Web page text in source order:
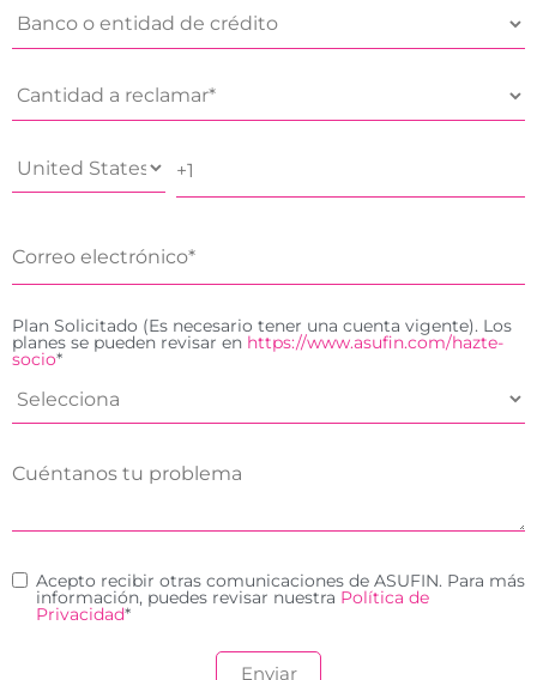
Plan Solicitado (Es necesario tener una cuenta vigente). Los
planes se pueden revisar en https://www.asufin.com/hazte-
socio*
Acepto recibir otras comunicaciones de ASUFIN. Para más
información, puedes revisar nuestra Política de
Privacidad*